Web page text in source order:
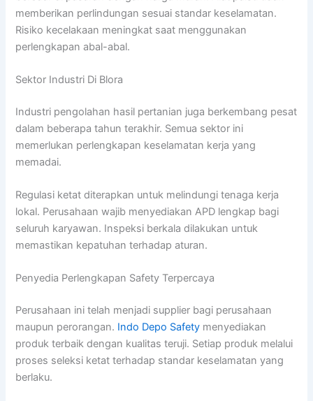
memberikan perlindungan sesuai standar keselamatan.
Risiko kecelakaan meningkat saat menggunakan
perlengkapan abal-abal.
Sektor Industri Di Blora
Industri pengolahan hasil pertanian juga berkembang pesat
dalam beberapa tahun terakhir. Semua sektor ini
memerlukan perlengkapan keselamatan kerja yang
memadai.
Regulasi ketat diterapkan untuk melindungi tenaga kerja
lokal. Perusahaan wajib menyediakan APD lengkap bagi
seluruh karyawan. Inspeksi berkala dilakukan untuk
memastikan kepatuhan terhadap aturan.
Penyedia Perlengkapan Safety Terpercaya
Perusahaan ini telah menjadi supplier bagi perusahaan
maupun perorangan. Indo Depo Safety menyediakan
produk terbaik dengan kualitas teruji. Setiap produk melalui
proses seleksi ketat terhadap standar keselamatan yang
berlaku.